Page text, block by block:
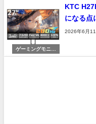
ゲーミングモニタ
ー
KTC
になる点
2026年6月11